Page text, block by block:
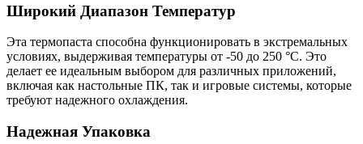
Широкий Диапазон Температур
Эта термопаста способна функционировать в экстремальных
условиях, выдерживая температуры от -50 до 250 °C. Это
делает ее идеальным выбором для различных приложений,
включая как настольные ПК, так и игровые системы, которые
требуют надежного охлаждения.
Надежная Упаковка